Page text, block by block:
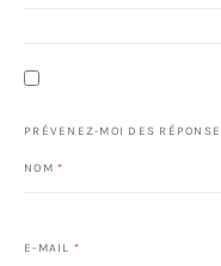
PRÉVENEZ-MOI DES
NOM *
E-MAIL *